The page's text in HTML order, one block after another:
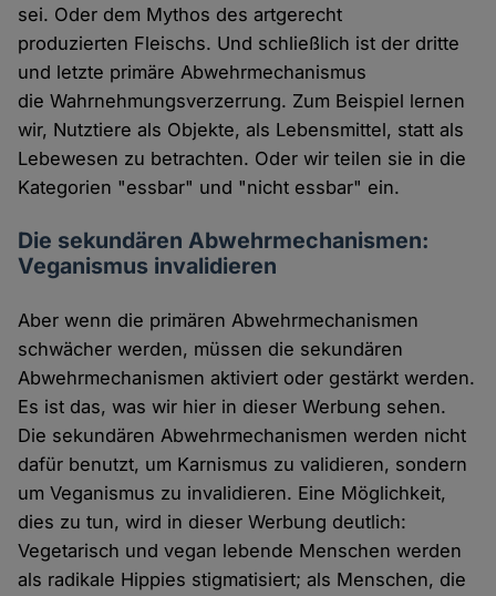
sei. Oder dem Mythos des artgerecht
produzierten Fleischs. Und schließlich ist der dritte
und letzte primäre Abwehrmechanismus
die Wahrnehmungsverzerrung. Zum Beispiel lernen
wir, Nutztiere als Objekte, als Lebensmittel, statt als
Lebewesen zu betrachten. Oder wir teilen sie in die
Kategorien "essbar" und "nicht essbar" ein.
Die sekundären Abwehrmechanismen:
Veganismus invalidieren
Aber wenn die primären Abwehrmechanismen
schwächer werden, müssen die sekundären
Abwehrmechanismen aktiviert oder gestärkt werden.
Es ist das, was wir hier in dieser Werbung sehen.
Die sekundären Abwehrmechanismen werden nicht
dafür benutzt, um Karnismus zu validieren, sondern
um Veganismus zu invalidieren. Eine Möglichkeit,
dies zu tun, wird in dieser Werbung deutlich:
Vegetarisch und vegan lebende Menschen werden
als radikale Hippies stigmatisiert; als Menschen, die